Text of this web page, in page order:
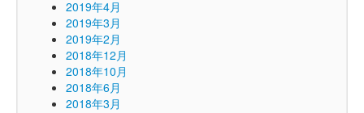
2019年4月
2019年3月
2019年2月
2018年12月
2018年10月
2018年6月
2018年3月